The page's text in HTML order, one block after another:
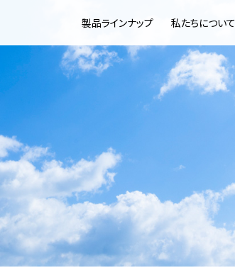
製品ラインナップ 私たちについて